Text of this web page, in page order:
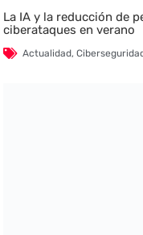
La IA y la reducción de
ciberataques en verano
Actualidad,